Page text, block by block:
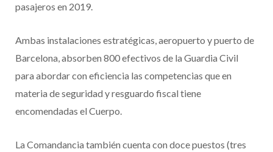
pasajeros en 2019.
Ambas instalaciones estratégicas, aeropuerto y puerto de
Barcelona, absorben 800 efectivos de la Guardia Civil
para abordar con eficiencia las competencias que en
materia de seguridad y resguardo fiscal tiene
encomendadas el Cuerpo.
La Comandancia también cuenta con doce puestos (tres